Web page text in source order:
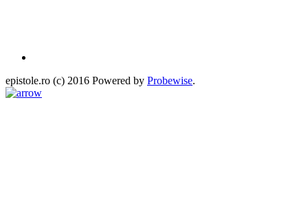
epistole.ro (c) 2016 Powered by Probewise.